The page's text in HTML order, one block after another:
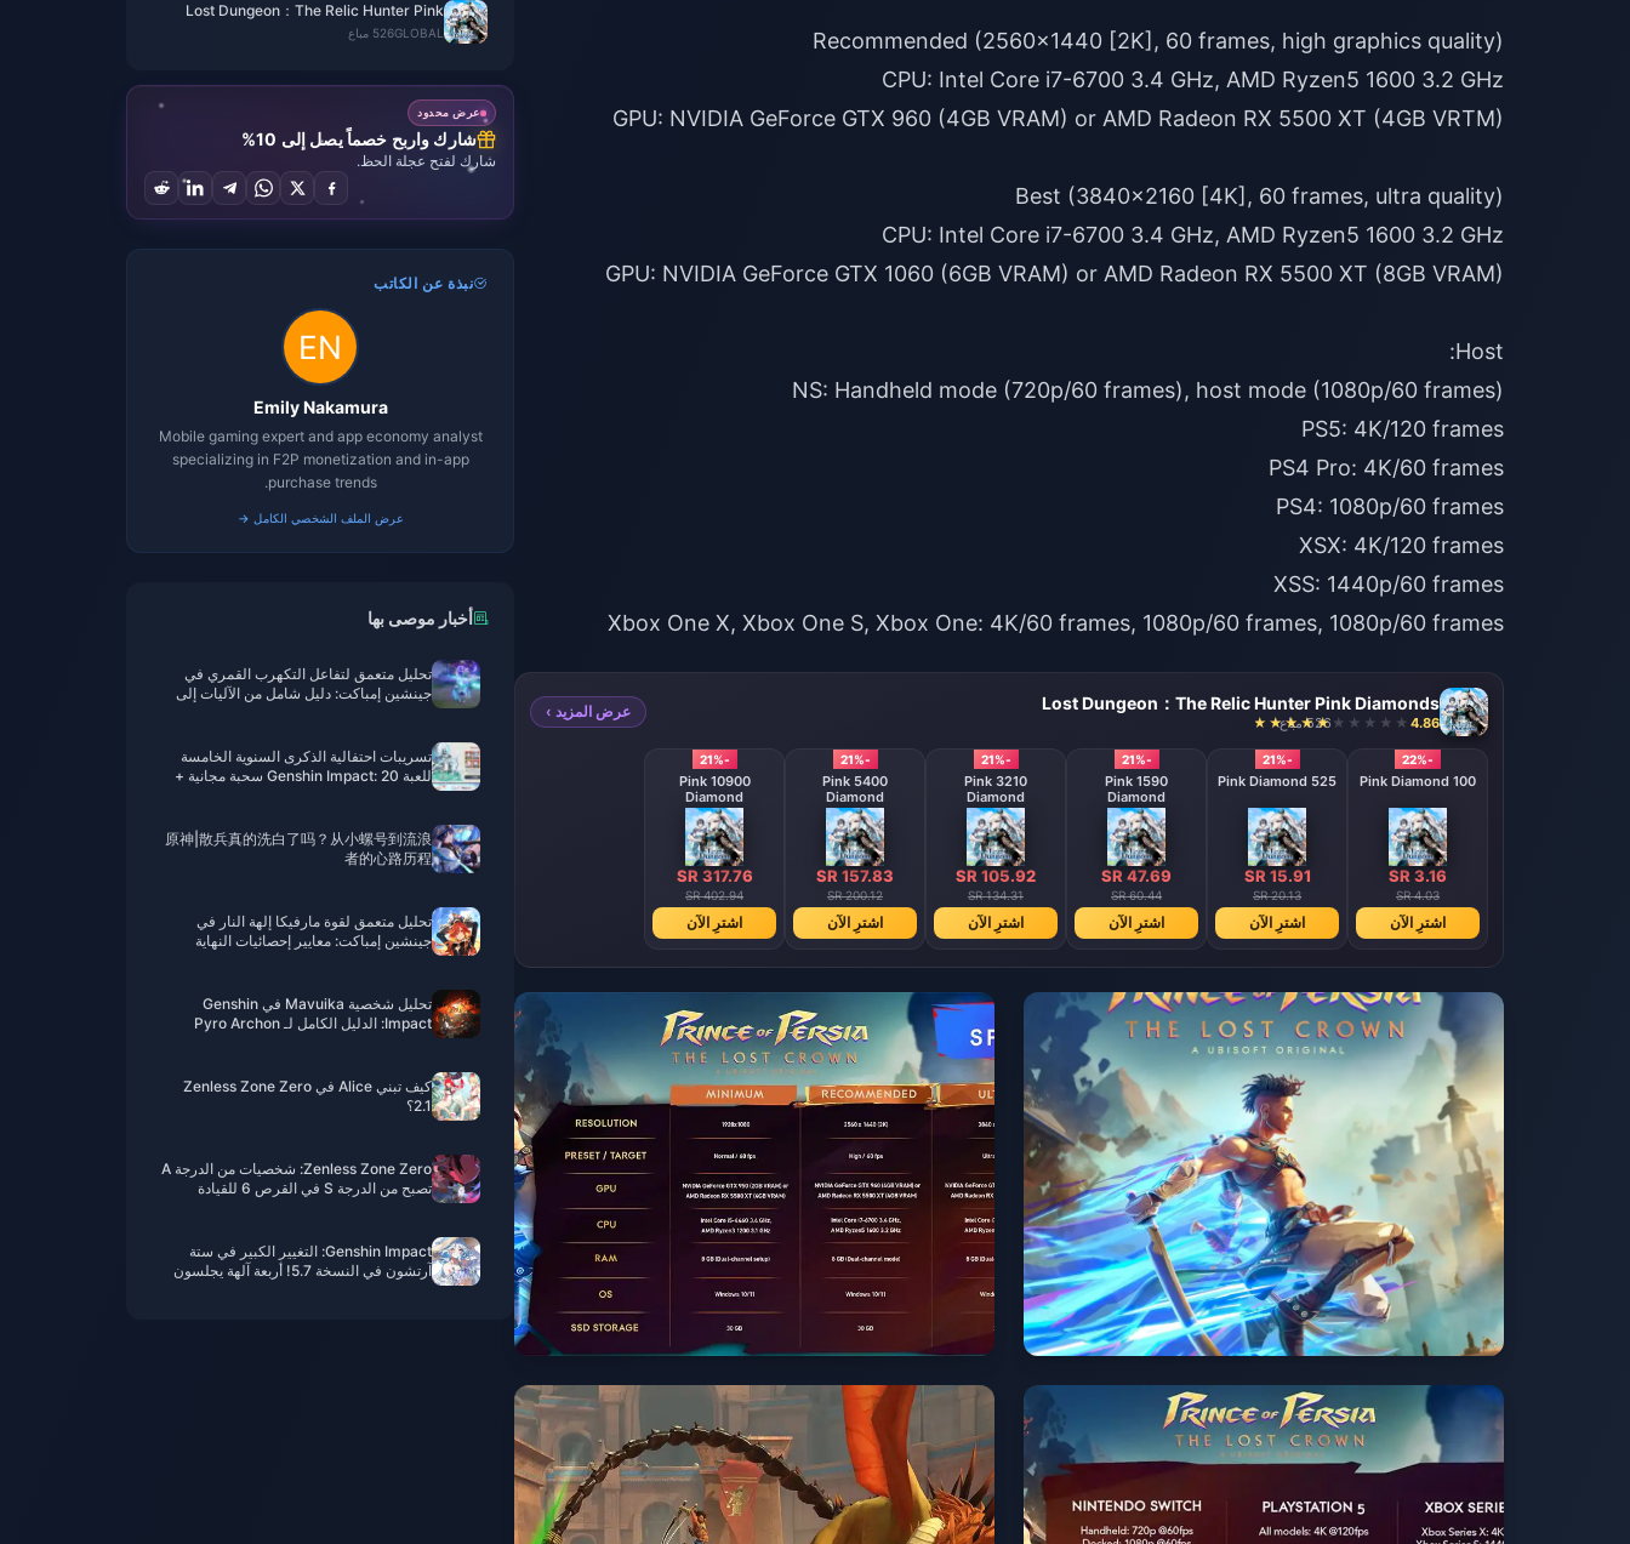
Xbox One X, Xbox One S, Xbox One: 4K/60 frames, 1080p/60 frames, 1080p/60 frames
Lost Dungeon：The Relic Hunter Pink Diamonds
4.86 526 مباع
عرض المزيد ›
-22%
100 Pink Diamond
SR 3.16
SR 4.03
اشترِ الآن
-21%
525 Pink Diamond
SR 15.91
SR 20.13
اشترِ الآن
-21%
1590 Pink
Diamond
SR 47.69
SR 60.44
اشترِ الآن
-21%
3210 Pink
Diamond
SR 105.92
SR 134.31
اشترِ الآن
-21%
5400 Pink
Diamond
SR 157.83
SR 200.12
اشترِ الآن
-21%
10900 Pink
Diamond
SR 317.76
SR 402.94
اشترِ الآن
Lost Dungeon：The Relic Hunter Pink
Diamonds
GLOBAL526 مباع
عرض محدود
شارك واربح خصماً يصل إلى 10%
شارك لفتح عجلة الحظ.
نبذة عن الكاتب
Emily Nakamura
Mobile gaming expert and app economy analyst
specializing in F2P monetization and in-app
purchase trends.
عرض الملف الشخصي الكامل →
أخبار موصى بها
تحليل متعمق لتفاعل التكهرب القمري في
جينشين إمباكت: دليل شامل من الآليات إلى
تسريبات احتفالية الذكرى السنوية الخامسة
للعبة Genshin Impact: 20 سحبة مجانية +
原神|散兵真的洗白了吗？从小螺号到流浪
者的心路历程
تحليل متعمق لقوة مارفيكا إلهة النار في
جينشين إمباكت: معايير إحصائيات النهاية
تحليل شخصية Mavuika في Genshin
Impact: الدليل الكامل لـ Pyro Archon
كيف تبني Alice في Zenless Zone Zero
2.1؟
Zenless Zone Zero: شخصيات من الدرجة A
تصبح من الدرجة S في القرص 6 للقيادة
Genshin Impact: التغيير الكبير في ستة
آرتشون في النسخة 5.7! أربعة آلهة يجلسون